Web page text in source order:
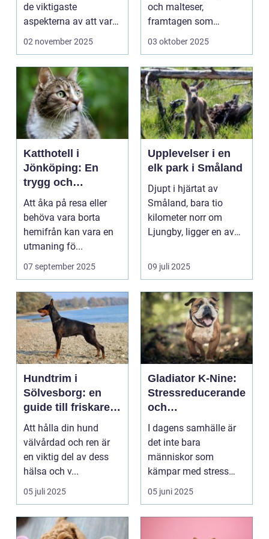
de viktigaste
aspekterna av att vara
h&aum...
02 november 2025
och malteser,
framtagen som
sällskapshund. Den
03 oktober 2025
Katthotell i
Jönköping: En
trygg och
hemtrevlig lösning
för din katt
Att åka på resa eller
behöva vara borta
hemifrån kan vara en
utmaning fö...
07 september 2025
Upplevelser i en
elk park i Småland
Djupt i hjärtat av
Småland, bara tio
kilometer norr om
Ljungby, ligger en av
09 juli 2025
Hundtrim i
Sölvesborg: en
guide till friskare
och gladare
hundar
Att hålla din hund
välvårdad och ren är
en viktig del av dess
hälsa och v...
05 juli 2025
Gladiator K-Nine:
Stressreducerande
och
ångestdämpande
hundhalsband
I dagens samhälle är
det inte bara
människor som
kämpar med stress
och ång...
05 juni 2025